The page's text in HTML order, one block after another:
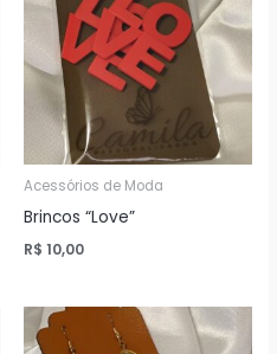
Acessórios de Moda
Brincos “Love”
R$ 10,00